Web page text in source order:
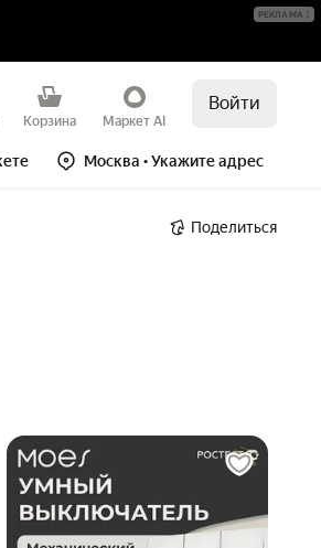
Корзина Маркет AI
Войти
Москва • Укажите адрес
РЕКЛАМА
Поделиться